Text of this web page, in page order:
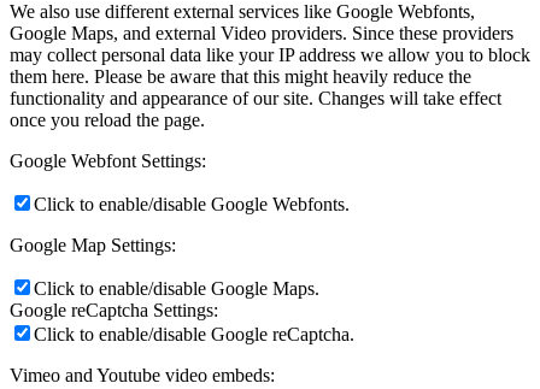
We also use different external services like Google Webfonts,
Google Maps, and external Video providers. Since these providers
may collect personal data like your IP address we allow you to block
them here. Please be aware that this might heavily reduce the
functionality and appearance of our site. Changes will take effect
once you reload the page.
Google Webfont Settings:
Click to enable/disable Google Webfonts.
Google Map Settings:
Click to enable/disable Google Maps.
Google reCaptcha Settings:
Click to enable/disable Google reCaptcha.
Vimeo and Youtube video embeds: